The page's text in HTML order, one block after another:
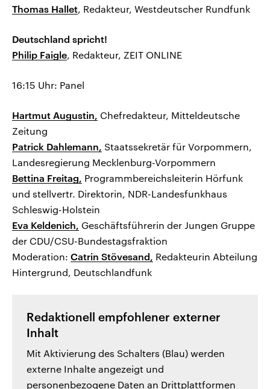
Thomas Hallet, Redakteur, Westdeutscher Rundfunk
Deutschland spricht!
Philip Faigle, Redakteur, ZEIT ONLINE
16:15 Uhr: Panel
Hartmut Augustin, Chefredakteur, Mitteldeutsche
Zeitung
Patrick Dahlemann, Staatssekretär für Vorpommern,
Landesregierung Mecklenburg-Vorpommern
Bettina Freitag, Programmbereichsleiterin Hörfunk
und stellvertr. Direktorin, NDR-Landesfunkhaus
Schleswig-Holstein
Eva Keldenich, Geschäftsführerin der Jungen Gruppe
der CDU/CSU-Bundestagsfraktion
Moderation: Catrin Stövesand, Redakteurin Abteilung
Hintergrund, Deutschlandfunk
Redaktionell empfohlener externer
Inhalt
Mit Aktivierung des Schalters (Blau) werden
externe Inhalte angezeigt und
personenbezogene Daten an Drittplattformen